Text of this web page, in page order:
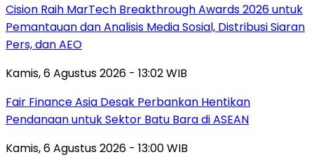
Cision Raih MarTech Breakthrough Awards 2026 untuk
Pemantauan dan Analisis Media Sosial, Distribusi Siaran
Pers, dan AEO
Kamis, 6 Agustus 2026 - 13:02 WIB
Fair Finance Asia Desak Perbankan Hentikan
Pendanaan untuk Sektor Batu Bara di ASEAN
Kamis, 6 Agustus 2026 - 13:00 WIB